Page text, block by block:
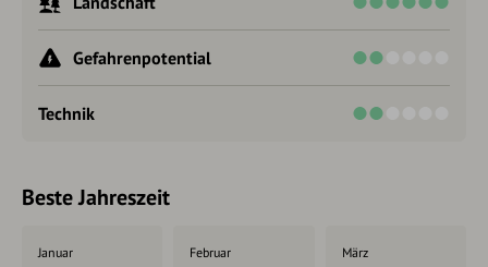
Gefahrenpotential
Technik
Beste Jahreszeit
Januar Februar März